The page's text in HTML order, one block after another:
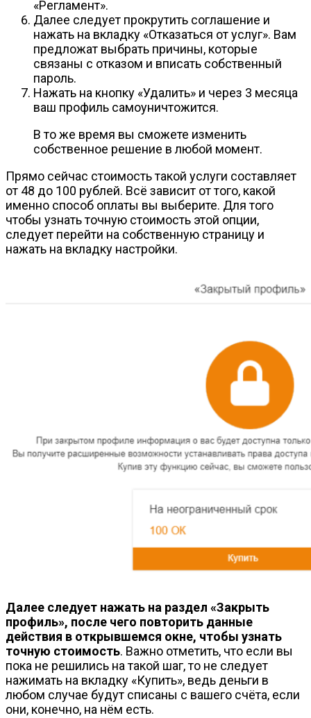
«Регламент».
Далее следует прокрутить соглашение и
нажать на вкладку «Отказаться от услуг». Вам
предложат выбрать причины, которые
связаны с отказом и вписать собственный
пароль.
Нажать на кнопку «Удалить» и через 3 месяца
ваш профиль самоуничтожится.
В то же время вы сможете изменить
собственное решение в любой момент.
Прямо сейчас стоимость такой услуги составляет
от 48 до 100 рублей. Всё зависит от того, какой
именно способ оплаты вы выберите. Для того
чтобы узнать точную стоимость этой опции,
следует перейти на собственную страницу и
нажать на вкладку настройки.
Далее следует нажать на раздел «Закрыть
профиль», после чего повторить данные
действия в открывшемся окне, чтобы узнать
точную стоимость. Важно отметить, что если вы
пока не решились на такой шаг, то не следует
нажимать на вкладку «Купить», ведь деньги в
любом случае будут списаны с вашего счёта, если
они, конечно, на нём есть.